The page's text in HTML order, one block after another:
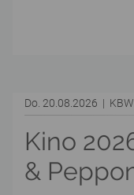
Do. 20.08.2026 |
Kino
&